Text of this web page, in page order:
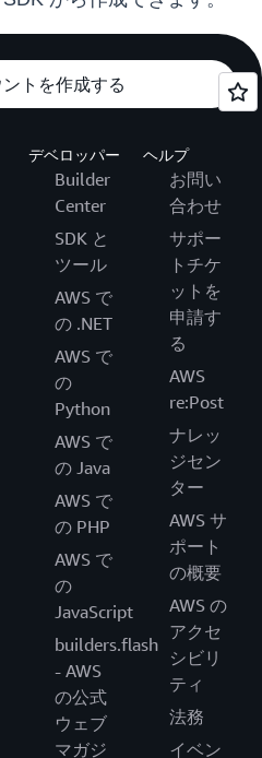
トを作成する
デベロッパー
Builder
Center
SDK と
ツール
AWS で
の .NET
AWS で
の
Python
AWS で
の Java
AWS で
の PHP
AWS で
の
JavaScript
builders.flash
- AWS
の公式
ウェブ
マガジ
ヘルプ
お問い
合わせ
サポー
トチケ
ットを
申請す
る
AWS
re:Post
ナレッ
ジセン
ター
AWS サ
ポート
の概要
AWS の
アクセ
シビリ
ティ
法務
イベン